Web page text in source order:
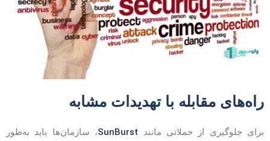
مقابله با تهدیدات مشابه
جلوگیری از حملاتی مانندSunBurst، سازمان‌ها باید به‌طور